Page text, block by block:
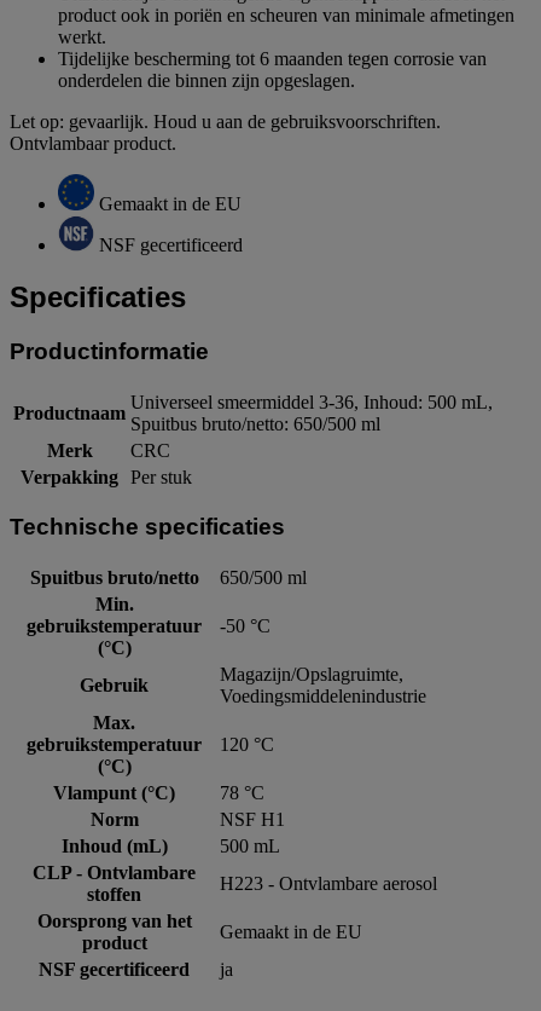
product ook in poriën en scheuren van minimale afmetingen
werkt.
Tijdelijke bescherming tot 6 maanden tegen corrosie van
onderdelen die binnen zijn opgeslagen.
Let op: gevaarlijk. Houd u aan de gebruiksvoorschriften.
Ontvlambaar product.
Gemaakt in de EU
NSF gecertificeerd
Specificaties
Productinformatie
Productnaam
Universeel smeermiddel 3-36, Inhoud: 500 mL,
Spuitbus bruto/netto: 650/500 ml
Merk
CRC
Verpakking Per stuk
Technische specificaties
Spuitbus bruto/netto
650/500 ml
Min.
gebruikstemperatuur
(°C)
-50 °C
Gebruik
Magazijn/Opslagruimte,
Voedingsmiddelenindustrie
Max.
gebruikstemperatuur
(°C)
120 °C
Vlampunt (°C)
78 °C
Norm
NSF H1
Inhoud (mL)
500 mL
CLP - Ontvlambare
stoffen
H223 - Ontvlambare aerosol
Oorsprong van het
product
Gemaakt in de EU
NSF gecertificeerd
ja